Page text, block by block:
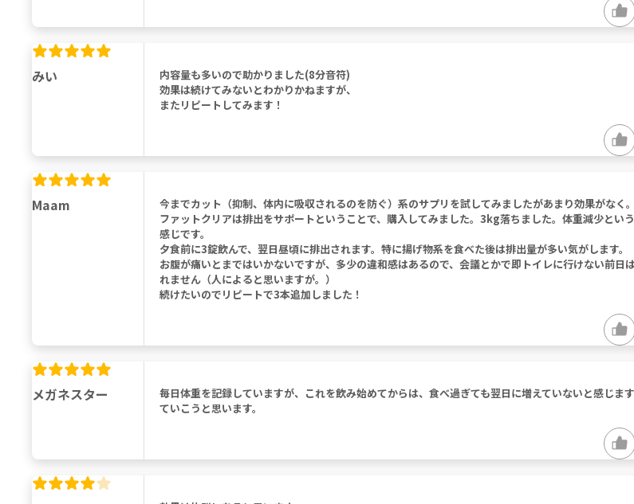
みい
内容量も多いので助かりました(8分音符)
効果は続けてみないとわかりかねますが、
またリピートしてみます！
Maam
今までカット（抑制、体内に吸収されるのを防ぐ）系のサプリを試してみましたがあまり効果がなく。
ファットクリアは排出をサポートということで、購入してみました。3kg落ちました。体重減少とい
感じです。
夕食前に3錠飲んで、翌日昼頃に排出されます。特に揚げ物系を食べた後は排出量が多い気がします。
お腹が痛いとまではいかないですが、多少の違和感はあるので、会議とかで即トイレに行けない前日
れません（人によると思いますが。）
続けたいのでリピートで3本追加しました！
メガネスター
毎日体重を記録していますが、これを飲み始めてからは、食べ過ぎても翌日に増えていないと感じま
ていこうと思います。